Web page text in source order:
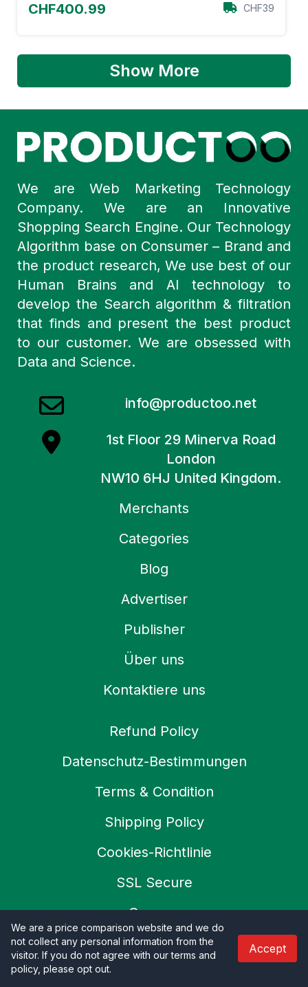
CHF400.99 CHF39
Show More
We are Web Marketing Technology
Company. We are an Innovative
Shopping Search Engine. Our Technology
Algorithm base on Consumer – Brand and
the product research, We use best of our
Human Brains and AI technology to
develop the Search algorithm & filtration
that finds and present the best product
to our customer. We are obsessed with
Data and Science.
info@productoo.net
1st Floor 29 Minerva Road
London
NW10 6HJ United Kingdom.
Merchants
Categories
Blog
Advertiser
Publisher
Über uns
Kontaktiere uns
Refund Policy
Datenschutz-Bestimmungen
Terms & Condition
Shipping Policy
Cookies-Richtlinie
SSL Secure
Careers
© 2026 Productoo
We are a price comparison website and we do
not collect any personal information from the
visitor. If you do not agree with our terms and
policy, please opt out.
Accept